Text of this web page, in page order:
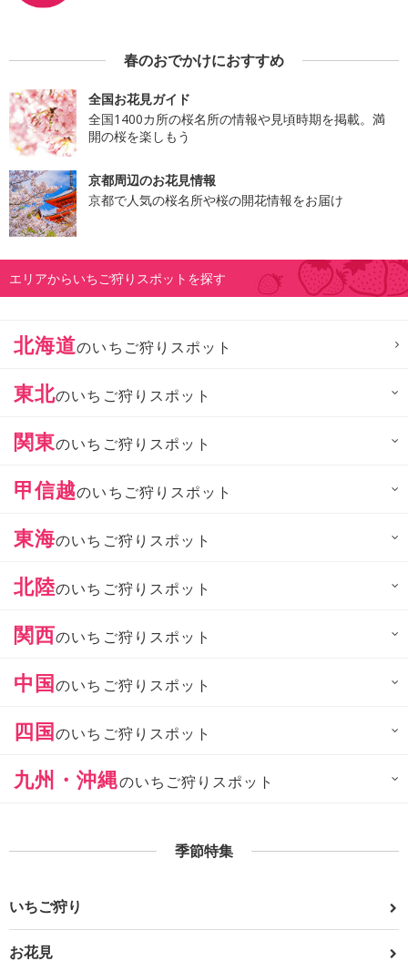
春のおでかけにおすすめ
全国お花見ガイド
全国1400カ所の桜名所の情報や見頃時期を掲載。満
開の桜を楽しもう
京都周辺のお花見情報
京都で人気の桜名所や桜の開花情報をお届け
エリアからいちご狩りスポットを探す
北海道のいちご狩りスポット
東北のいちご狩りスポット
関東のいちご狩りスポット
甲信越のいちご狩りスポット
東海のいちご狩りスポット
北陸のいちご狩りスポット
関西のいちご狩りスポット
中国のいちご狩りスポット
四国のいちご狩りスポット
九州・沖縄のいちご狩りスポット
季節特集
いちご狩り
お花見